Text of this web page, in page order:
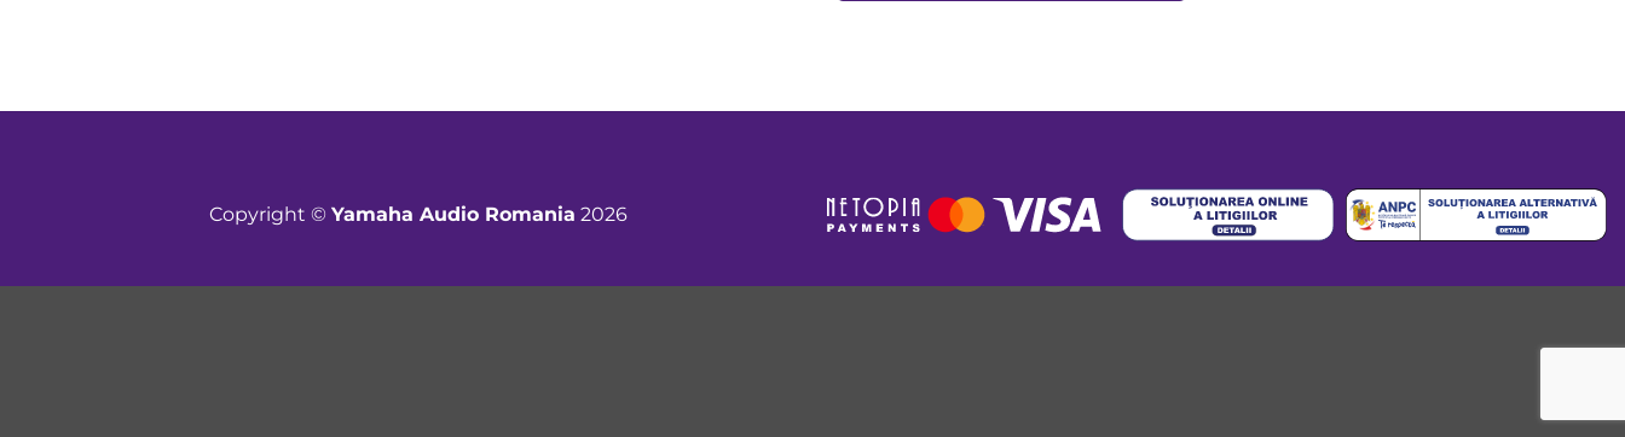
Copyright ©Yamaha Audio Romania 2026